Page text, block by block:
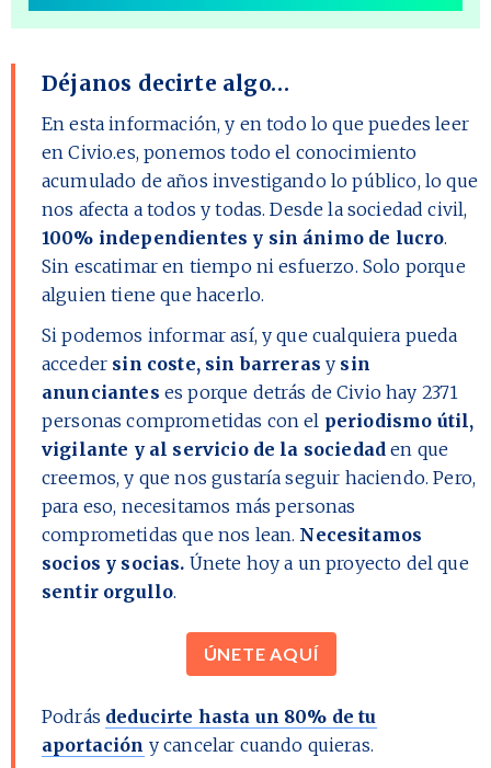
Déjanos decirte algo…
En esta información, y en todo lo que puedes leer
en Civio.es, ponemos todo el conocimiento
acumulado de años investigando lo público, lo que
nos afecta a todos y todas. Desde la sociedad civil,
100% independientes y sin ánimo de lucro.
Sin escatimar en tiempo ni esfuerzo. Solo porque
alguien tiene que hacerlo.
Si podemos informar así, y que cualquiera pueda
acceder sin coste, sin barreras y sin
anunciantes es porque detrás de Civio hay 2371
personas comprometidas con el periodismo útil,
vigilante y al servicio de la sociedad en que
creemos, y que nos gustaría seguir haciendo. Pero,
para eso, necesitamos más personas
comprometidas que nos lean. Necesitamos
socios y socias. Únete hoy a un proyecto del que
sentir orgullo.
ÚNETE AQUÍ
Podrás deducirte hasta un 80% de tu
aportación y cancelar cuando quieras.